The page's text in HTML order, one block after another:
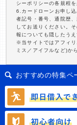
シーポリシーの各規程
6.カードローンお申し
者記号・番号、通院歴
してお送りください。
報についても隠したうえ
※当サイトではアフィリ
ミス／アイフルなど)か
おすすめの特集ペ